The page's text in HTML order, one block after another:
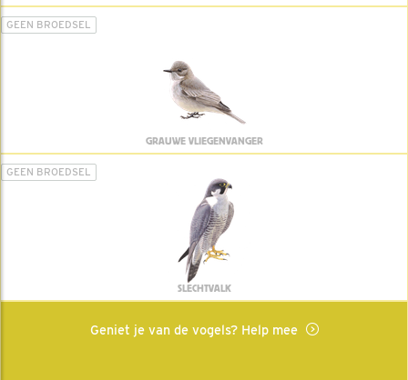
GEEN BROEDSEL
GRAUWE VLIEGENVANGER
GEEN BROEDSEL
SLECHTVALK
Geniet je van de vogels? Help mee